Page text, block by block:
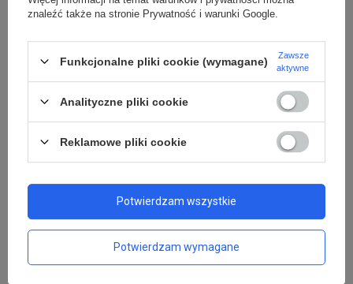
znaleźć także na stronie Prywatność i warunki Google
Funkcjonalne pliki cookie (wymagane)
Zawsze
aktywne
Analityczne pliki cookie
Reklamowe pliki cookie
Potwierdzam wymagane
Potwierdzam wszystkie